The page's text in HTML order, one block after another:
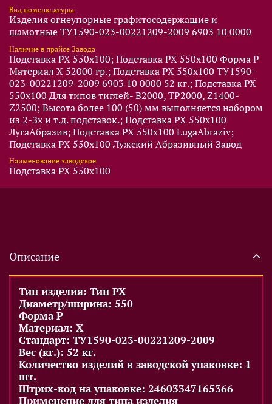
Вид номенклатуры
Изделия огнеупорные графитосодержащие и
шамотные ТУ1590-023-00221209-2009 6903 10 0000
Наличие в прайсе Завода
Подставка PX 550x100; Подставка PX 550x100 Форма P
Материал X 52000 гр.; Подставка PX 550x100 ТУ1590-
023-00221209-2009 6903 10 0000 52 кг.; Подставка PX
550x100 Для типов тиглей- В2000, ТР2000, Z1400-
Z2500; Высота более 100 (50) мм выполняется набором
из 2-Зх и т.д. подставок.; Подставка PX 550x100
ЛугаАбразив; Подставка PX 550x100 LugaAbraziv;
Подставка PX 550x100 Лужский Абразивный Завод
Наименование заводское
Подставка PX 550x100
Описание
Тип изделия: Тип PX
Диаметр/ширина: 550
Форма P
Материал: X
Стандарт: ТУ1590-023-00221209-2009
Вес (кг.): 52 кг.
Количество изделий в заводской упаковке: 1
шт.
Штрих-код на упаковке: 24603347165366
Применение для типа изделия